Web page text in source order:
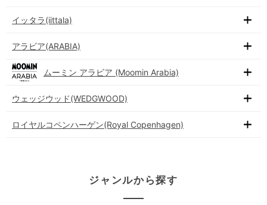
イッタラ(iittala)
アラビア(ARABIA)
ムーミン アラビア (Moomin Arabia)
ウェッジウッド(WEDGWOOD)
ロイヤルコペンハーゲン(Royal Copenhagen)
ジャンルから探す